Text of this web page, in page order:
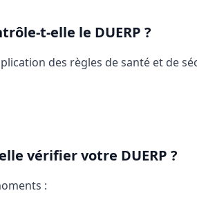
t-elle le DUERP ?
des règles de santé et
vérifier votre DUERP ?
: